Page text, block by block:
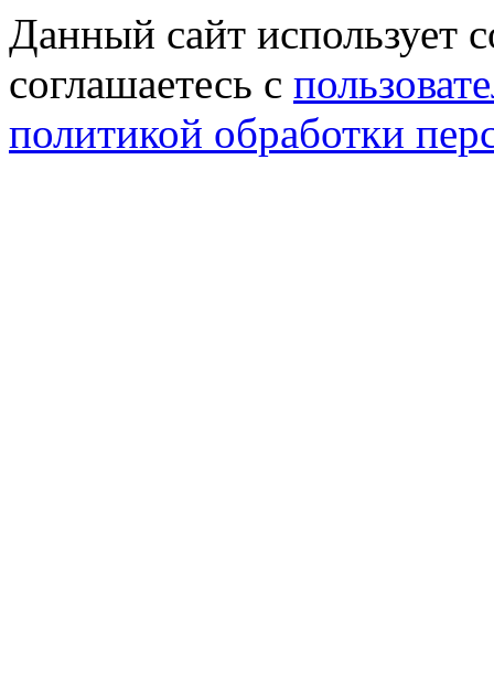
Данный сайт использует
соглашаетесь с
политикой обработки